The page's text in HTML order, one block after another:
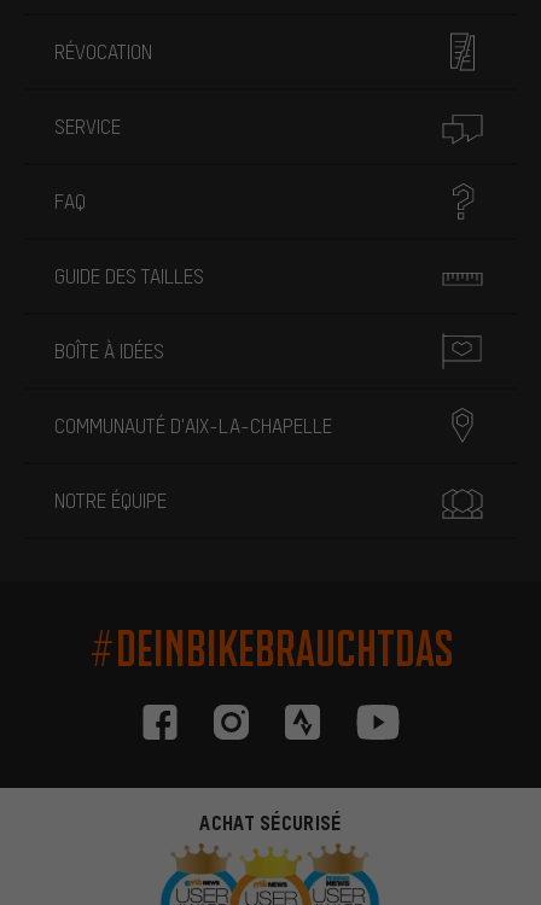
RÉVOCATION
SERVICE
FAQ
GUIDE DES TAILLES
BOÎTE À IDÉES
COMMUNAUTÉ D'AIX-LA-CHAPELLE
NOTRE ÉQUIPE
#DEINBIKEBRAUCHTDAS
ACHAT SÉCURISÉ